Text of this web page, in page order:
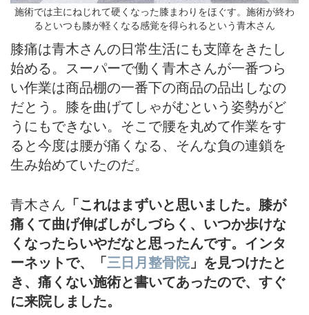
施術では主にねじれて硬くなった膝まわりをほぐす。施術が終わ
るといつも膝が軽くなる感覚を得られるという青木さん
膝痛は青木さんの日常生活にも支障をきたし
始める。スーパーで働く青木さんが一番つら
い作業は商品棚の一番下の商品の品出しなの
だとう。膝を曲げてしゃがむという姿勢がど
うにもできない。そこで腰を丸めて作業をす
ると今度は腰が痛くなる、そんな負の連鎖を
生み始めていたのだ。
青木さん 「これはまずいと思いました。膝が
痛くて曲げ伸ばしがしづらく、いつか歩けな
くなったらいやだなと思ったんです。インタ
ーネットで、「三日月整骨院」を見つけたと
き、痛くない施術と書いてあったので、すぐ
に来院しました。